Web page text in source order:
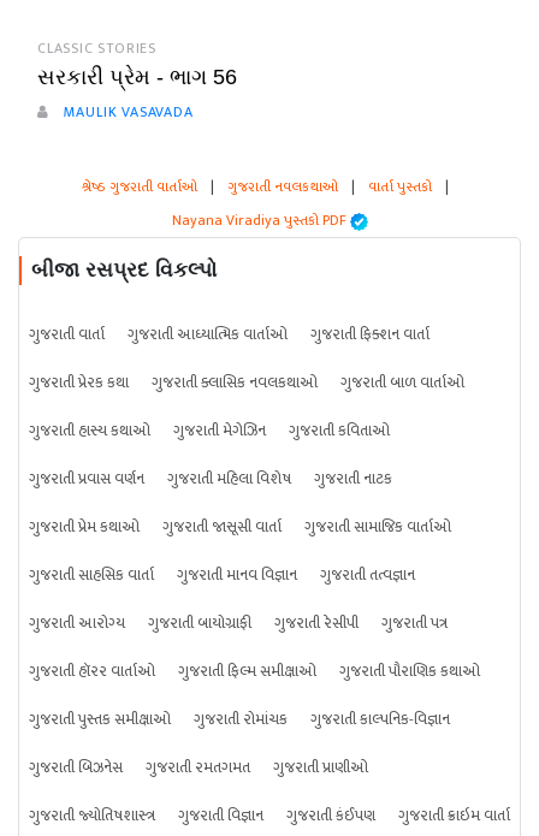
CLASSIC STORIES
સરકારી પ્રેમ - ભાગ 56
MAULIK VASAVADA
શ્રેષ્ઠ ગુજરાતી વાર્તાઓ | ગુજરાતી નવલકથાઓ | વાર્તા પુસ્તકો |
Nayana Viradiya પુસ્તકો PDF
બીજા રસપ્રદ વિકલ્પો
ગુજરાતી વાર્તા ગુજરાતી આધ્યાત્મિક વાર્તાઓ
ગુજરાતી ફિક્શન વાર્તા
ગુજરાતી પ્રેરક કથા
ગુજરાતી ક્લાસિક નવલકથાઓ
ગુજરાતી બાળ વાર્તાઓ
ગુજરાતી હાસ્ય કથાઓ
ગુજરાતી મેગેઝિન
ગુજરાતી કવિતાઓ
ગુજરાતી પ્રવાસ વર્ણન
ગુજરાતી મહિલા વિશેષ
ગુજરાતી નાટક
ગુજરાતી પ્રેમ કથાઓ
ગુજરાતી જાસૂસી વાર્તા
ગુજરાતી સામાજિક વાર્તાઓ
ગુજરાતી સાહસિક વાર્તા
ગુજરાતી માનવ વિજ્ઞાન
ગુજરાતી તત્વજ્ઞાન
ગુજરાતી આરોગ્ય
ગુજરાતી બાયોગ્રાફી ગુજરાતી રેસીપી
ગુજરાતી પત્ર
ગુજરાતી હૉરર વાર્તાઓ
ગુજરાતી ફિલ્મ સમીક્ષાઓ
ગુજરાતી પૌરાણિક કથાઓ
ગુજરાતી પુસ્તક સમીક્ષાઓ
ગુજરાતી રોમાંચક
ગુજરાતી કાલ્પનિક-વિજ્ઞાન
ગુજરાતી બિઝનેસ
ગુજરાતી રમતગમત
ગુજરાતી પ્રાણીઓ
ગુજરાતી જ્યોતિષશાસ્ત્ર
ગુજરાતી વિજ્ઞાન ગુજરાતી કંઈપણ ગુજરાતી ક્રાઇમ વાર્તા